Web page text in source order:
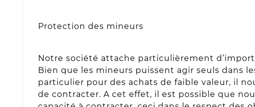
Protection des mineurs
Notre société attache particulièrement
Bien que les mineurs puissent agir seuls dans
particulier pour des achats de faible valeur, il
de contracter. A cet effet, il est possible que